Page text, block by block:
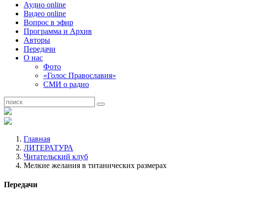
Аудио online
Видео online
Вопрос в эфир
Программа и Архив
Авторы
Передачи
О нас
Фото
«Голос Православия»
СМИ о радио
Главная
ЛИТЕРАТУРА
Читательский клуб
Мелкие желания в титанических размерах
Передачи